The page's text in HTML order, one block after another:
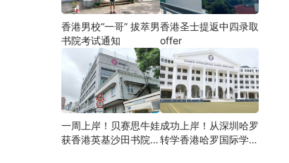
香港男校“一哥” 拔萃男
书院考试通知
香港圣士提返中四录取
offer
一周上岸！贝赛思牛娃
获香港英基沙田书院录
成功上岸！从深圳哈罗
转学香港哈罗国际学